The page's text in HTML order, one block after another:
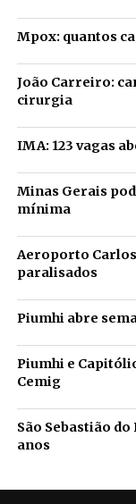
Mpox: quantos
João Carreiro:
cirurgia
IMA: 123 vagas
Minas Gerais
mínima
Aeroporto
paralisados
Piumhi abre
Piumhi e
Cemig
São Sebastião
anos